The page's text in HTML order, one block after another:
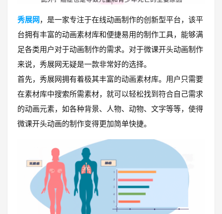
秀展网，是一家专注于在线动画制作的创新型平台，该平
台拥有丰富的动画素材库和便捷易用的制作工具，能够满
足各类用户对于动画制作的需求。对于微课开头动画制作
来说，秀展网无疑是一款非常好的选择。
首先，秀展网拥有着极其丰富的动画素材库。用户只需要
在素材库中搜索所需素材，就可以轻松找到符合自己需求
的动画元素，如各种背景、人物、动物、文字等等，使得
微课开头动画的制作变得更加简单快捷。